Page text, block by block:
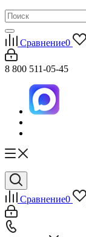
Сравнение0
8 800 511-05-45
Сравнение0